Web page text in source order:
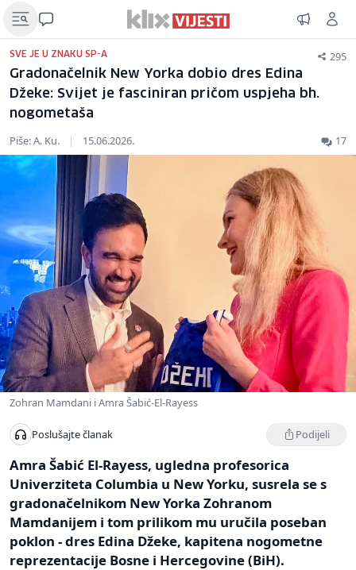
SVE JE U ZNAKU SP-A 295
Gradonačelnik New Yorka dobio dres Edina
Džeke: Svijet je fasciniran pričom uspjeha bh.
nogometaša
Piše: A. Ku. | 15.06.2026. 17
Zohran Mamdani i Amra Šabić-El-Rayess
Poslušajte članak Podijeli
Amra Šabić El-Rayess, ugledna profesorica
Univerziteta Columbia u New Yorku, susrela se s
gradonačelnikom New Yorka Zohranom
Mamdanijem i tom prilikom mu uručila poseban
poklon - dres Edina Džeke, kapitena nogometne
reprezentacije Bosne i Hercegovine (BiH).